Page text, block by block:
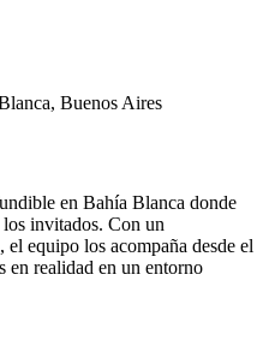
Buenos Aires
en Bahía Blanca donde
invitados. Con un
el equipo los acompaña desde el
en realidad en un entorno